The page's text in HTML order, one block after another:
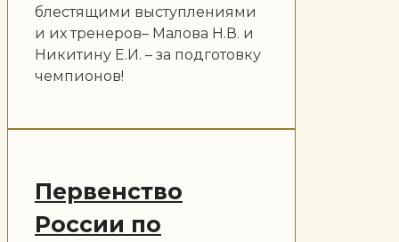
блестящими выступлениями
и их тренеров– Малова Н.В. и
Никитину Е.И. – за подготовку
чемпионов!
Первенство
России по